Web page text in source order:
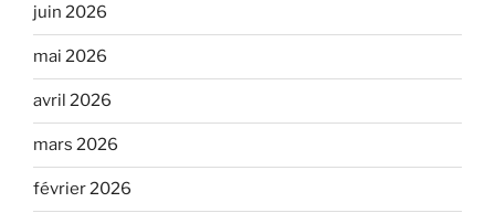
juin 2026
mai 2026
avril 2026
mars 2026
février 2026